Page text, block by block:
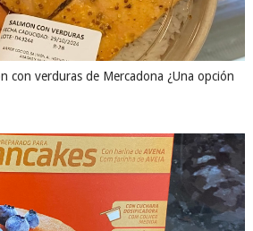
con verduras de Mercadona ¿Una opción